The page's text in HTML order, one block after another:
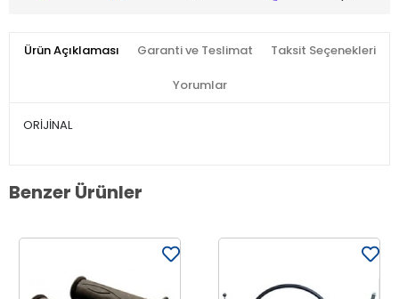
Ürün Açıklaması Garanti ve Teslimat Taksit Seçenekleri
Yorumlar
ORİJİNAL
Benzer Ürünler